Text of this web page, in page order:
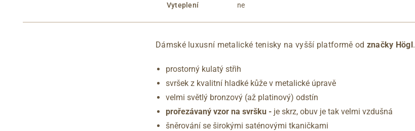
Vyteplení ne
Dámské luxusní metalické tenisky na vyšší platformě od značky Högl.
prostorný kulatý střih
svršek z kvalitní hladké kůže v metalické úpravě
velmi světlý bronzový (až platinový) odstín
prořezávaný vzor na svršku - je skrz, obuv je tak velmi vzdušná
šněrování se širokými saténovými tkaničkami